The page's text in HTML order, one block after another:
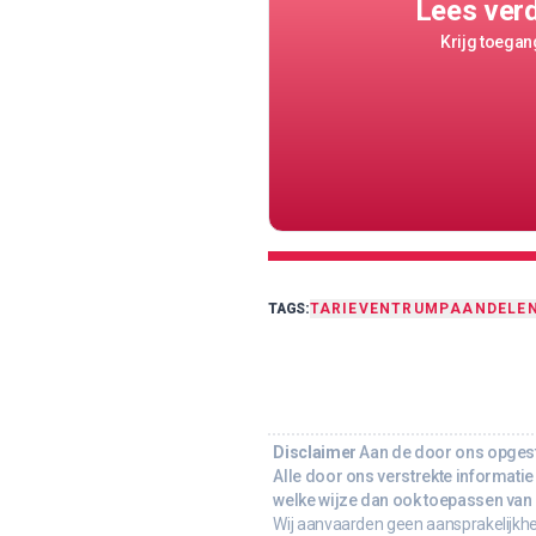
Lees
Krijg
TAGS:TARIEVENTRUMP
Disclaimer Aan de door ons
Alle door ons verstrekte
welke wijze dan ook toepassen
Wij aanvaarden geen